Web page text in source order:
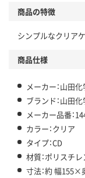
商品の特徴
シンプルなクリア
商品仕様
メーカー：山田
ブランド：山田化
メーカー品番：
カラー：クリア
タイプ：CD
材質：ポリスチレ
寸法：約 幅